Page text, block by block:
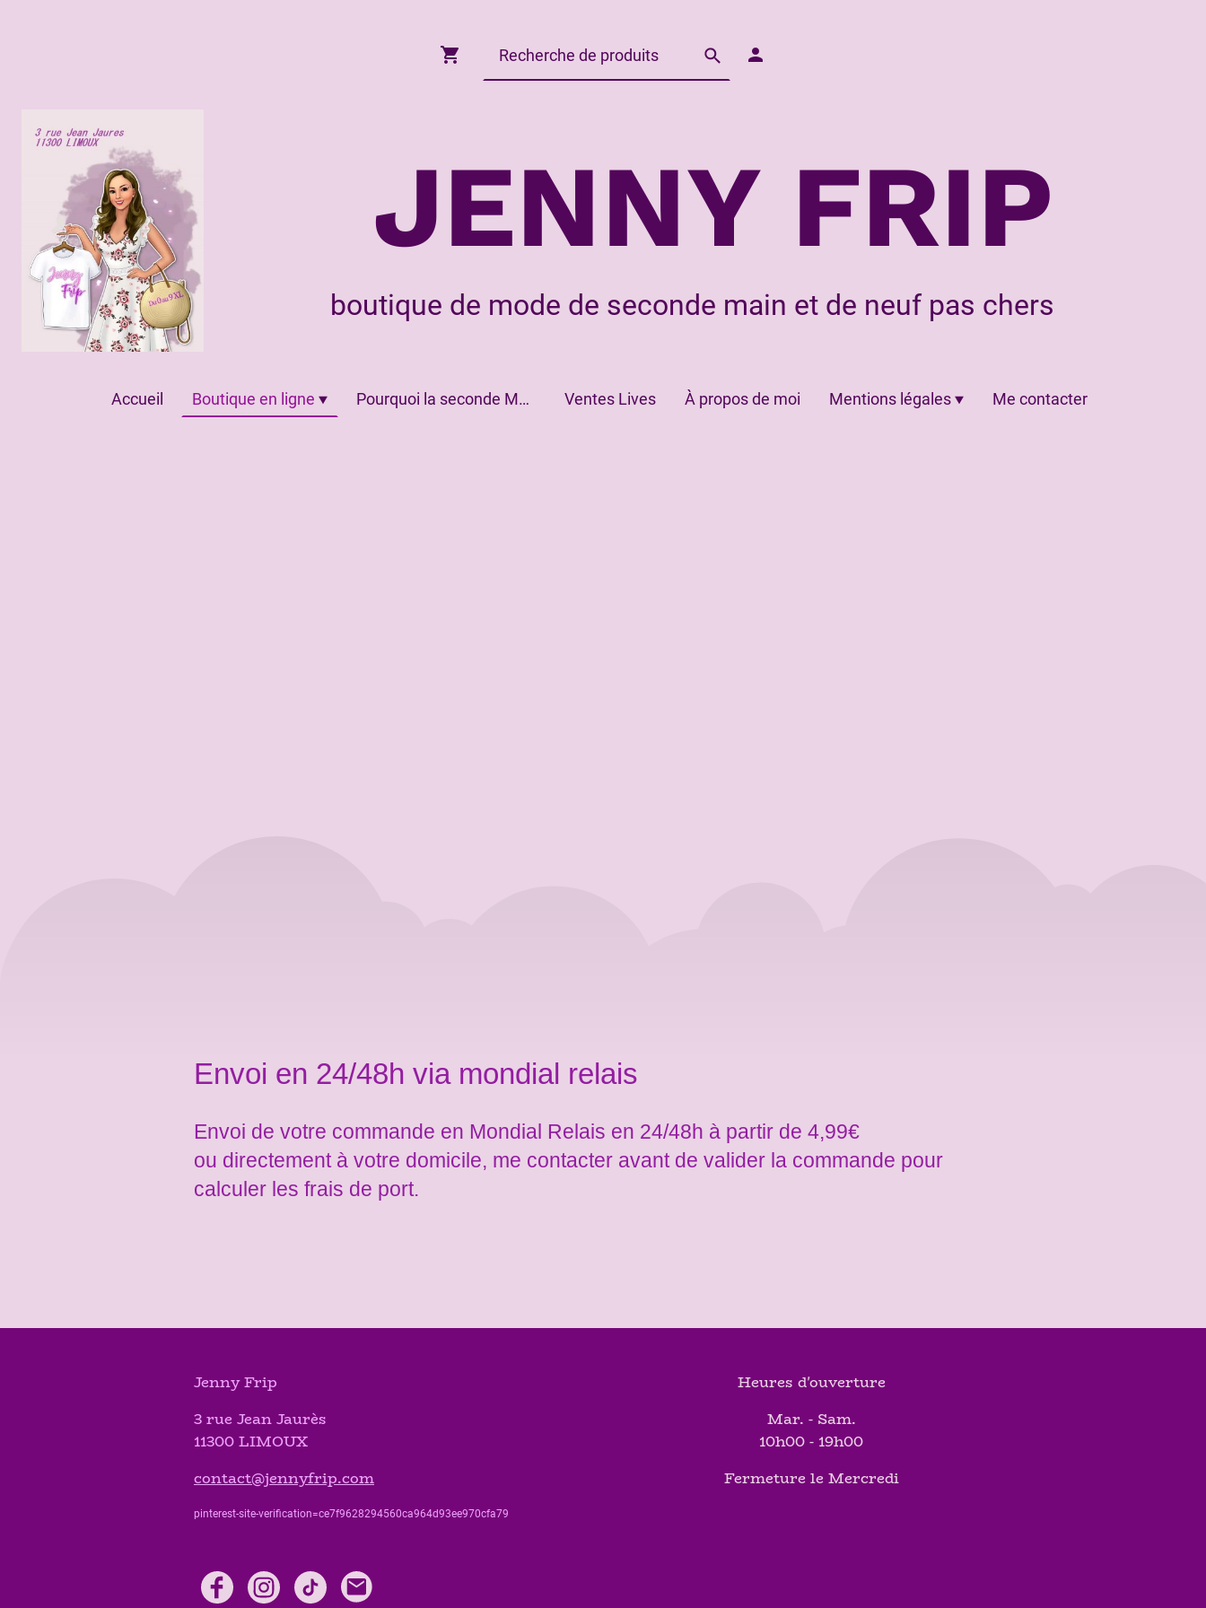
JENNY FRIP
boutique de mode de seconde main et de neuf pas chers
Accueil Boutique en ligne Pourquoi la seconde Main? Ventes Lives À propos de moi Mentions légales Me contacter
Envoi en 24/48h via mondial relais
Envoi de votre commande en Mondial Relais en 24/48h à partir de 4,99€
ou directement à votre domicile, me contacter avant de valider la commande pour
calculer les frais de port.
Jenny Frip
3 rue Jean Jaurès
11300 LIMOUX
contact@jennyfrip.com
pinterest-site-verification=ce7f9628294560ca964d93ee970cfa79
Heures d'ouverture
Mar. - Sam.
10h00 - 19h00
Fermeture le Mercredi